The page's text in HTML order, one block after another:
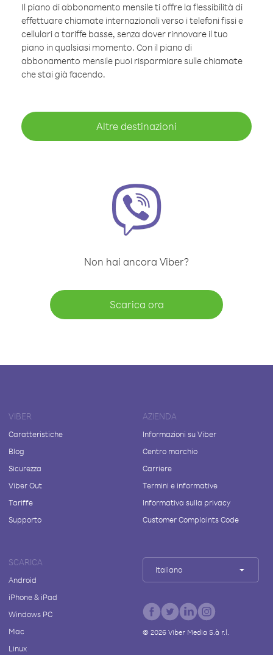
Il piano di abbonamento mensile ti offre la flessibilità di
effettuare chiamate internazionali verso i telefoni fissi e
cellulari a tariffe basse, senza dover rinnovare il tuo
piano in qualsiasi momento. Con il piano di
abbonamento mensile puoi risparmiare sulle chiamate
che stai già facendo.
Altre destinazioni
Non hai ancora Viber?
Scarica ora
VIBER
Caratteristiche
Blog
Sicurezza
Viber Out
Tariffe
Supporto
AZIENDA
Informazioni su Viber
Centro marchio
Carriere
Termini e informative
Informativa sulla privacy
Customer Complaints Code
SCARICA
Android
iPhone & iPad
Windows PC
Mac
Linux
Italiano
© 2026Viber Media S.à r.l.